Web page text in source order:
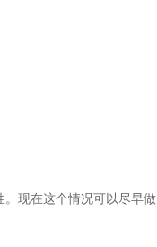
。现在这个情况可以尽早做